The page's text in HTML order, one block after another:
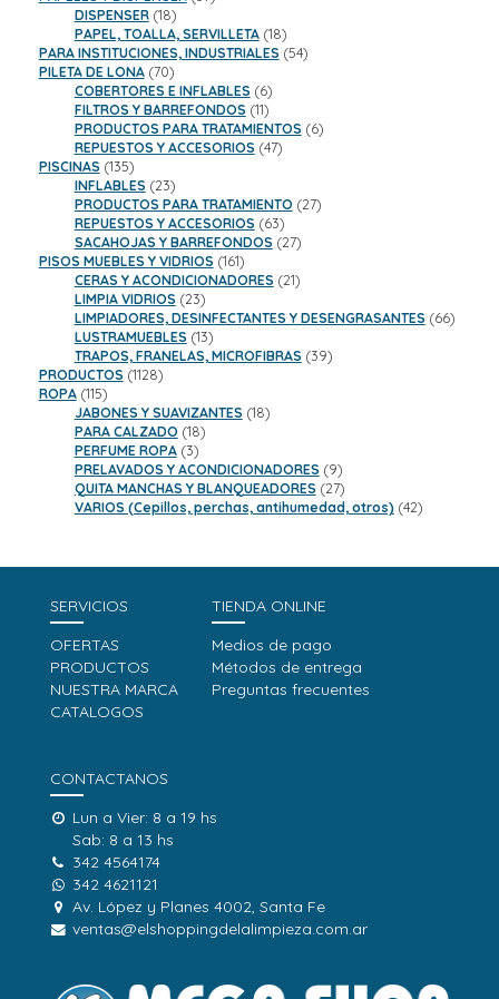
DISPENSER 1818
productos
PAPEL, TOALLA, SERVILLETA 1818
productos
PARA INSTITUCIONES, INDUSTRIALES 5454
PILETA DE LONA 7070
productos
COBERTORES E INFLABLES 66
productos
FILTROS Y BARREFONDOS 1111
productos
PRODUCTOS PARA TRATAMIENTOS 66
REPUESTOS Y ACCESORIOS 4747
PISCINAS 135135
productos
INFLABLES 2323
productos
PRODUCTOS PARA TRATAMIENTO 2727
REPUESTOS Y ACCESORIOS 6363
productos
SACAHOJAS Y BARREFONDOS 2727
PISOS MUEBLES Y VIDRIOS 161161
productos
CERAS Y ACONDICIONADORES 2121
LIMPIA VIDRIOS 2323
productos
LIMPIADORES, DESINFECTANTES Y DESENGRASANTES 6666
LUSTRAMUEBLES 1313
productos
TRAPOS, FRANELAS, MICROFIBRAS 3939
PRODUCTOS 11281128
ROPA 115115
productos
JABONES Y SUAVIZANTES 1818
PARA CALZADO 1818
PERFUME ROPA 33
productos
PRELAVADOS Y ACONDICIONADORES 99
productos
QUITA MANCHAS Y BLANQUEADORES 2727
productos
VARIOS (Cepillos, perchas, antihumedad, otros) 4242
SERVICIOS
OFERTAS
PRODUCTOS
NUESTRA MARCA
CATALOGOS
TIENDA ONLINE
Medios de pago
Métodos de entrega
Preguntas frecuentes
CONTACTANOS
Lun a Vier: 8 a 19 hs
Sab: 8 a 13 hs
342 4564174
342 4621121
Av. López y Planes 4002, Santa Fe
ventas@elshoppingdelalimpieza.com.ar